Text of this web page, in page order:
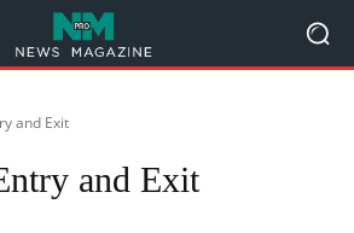
and Exit
and Exit